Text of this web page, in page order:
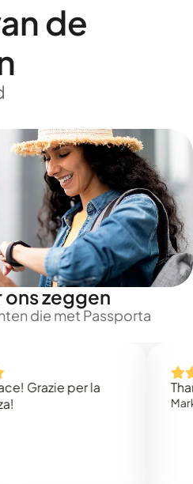
de
zeggen
die met Passporta
per la
Thank